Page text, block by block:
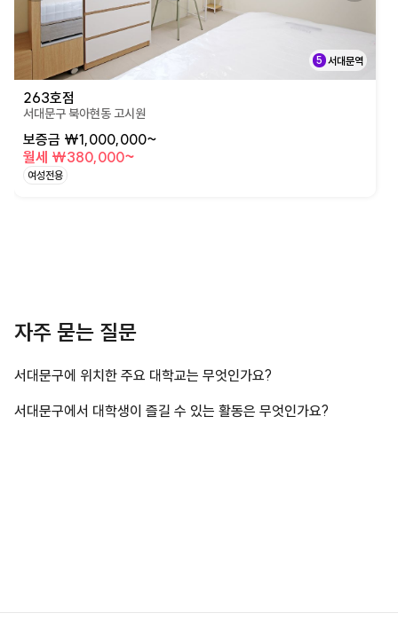
5 서대문역
263호점
서대문구 북아현동 고시원
보증금 ₩1,000,000~
월세 ₩380,000~
여성전용
자주 묻는 질문
서대문구에 위치한 주요 대학교는 무엇인가요?
서대문구에서 대학생이 즐길 수 있는 활동은 무엇인가요?